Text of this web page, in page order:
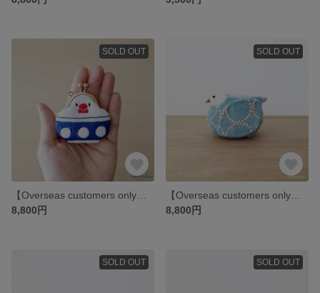
SOLD OUT
8,800円
SOLD OUT
8,800円
SOLD OUT SOLD OUT